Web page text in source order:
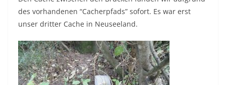
des vorhandenen “Cacherpfads” sofort. Es war erst
unser dritter Cache in Neuseeland.